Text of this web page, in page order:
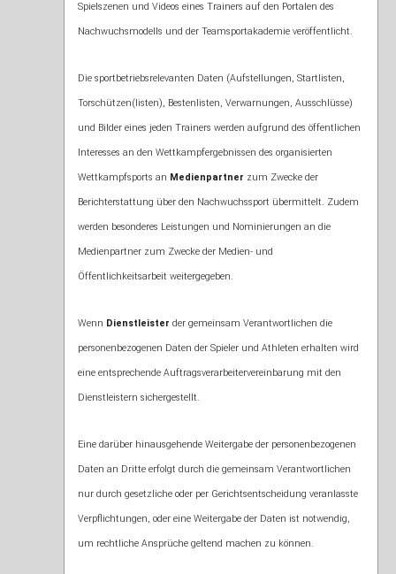
Spielszenen und Videos eines Trainers auf den Portalen des
Nachwuchsmodells und der Teamsportakademie veröffentlicht.
Die sportbetriebsrelevanten Daten (Aufstellungen, Startlisten,
Torschützen(listen), Bestenlisten, Verwarnungen, Ausschlüsse)
und Bilder eines jeden Trainers werden aufgrund des öffentlichen
Interesses an den Wettkampfergebnissen des organisierten
Wettkampfsports an Medienpartner zum Zwecke der
Berichterstattung über den Nachwuchssport übermittelt. Zudem
werden besonderes Leistungen und Nominierungen an die
Medienpartner zum Zwecke der Medien- und
Öffentlichkeitsarbeit weitergegeben.
Wenn Dienstleister der gemeinsam Verantwortlichen die
personenbezogenen Daten der Spieler und Athleten erhalten wird
eine entsprechende Auftragsverarbeitervereinbarung mit den
Dienstleistern sichergestellt.
Eine darüber hinausgehende Weitergabe der personenbezogenen
Daten an Dritte erfolgt durch die gemeinsam Verantwortlichen
nur durch gesetzliche oder per Gerichtsentscheidung veranlasste
Verpflichtungen, oder eine Weitergabe der Daten ist notwendig,
um rechtliche Ansprüche geltend machen zu können.